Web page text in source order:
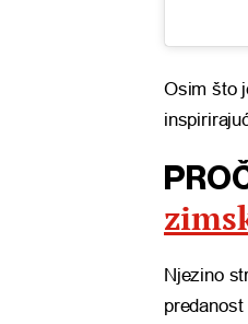
Osim što
Njezino